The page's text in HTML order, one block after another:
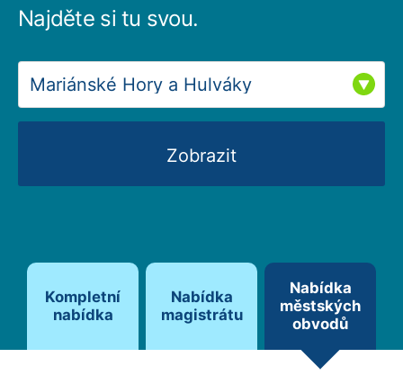
Najděte si tu svou.
Zobrazit
Kompletní
nabídka
Nabídka
magistrátu
Nabídka
městských
obvodů